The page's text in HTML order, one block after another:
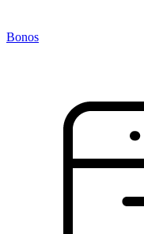
Bonos